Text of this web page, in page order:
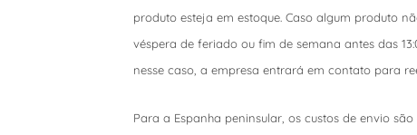
produto esteja em estoque. Caso algum produto
véspera de feriado ou fim de semana antes das
nesse caso, a empresa entrará em contato para
Para a Espanha peninsular, os custos de envio